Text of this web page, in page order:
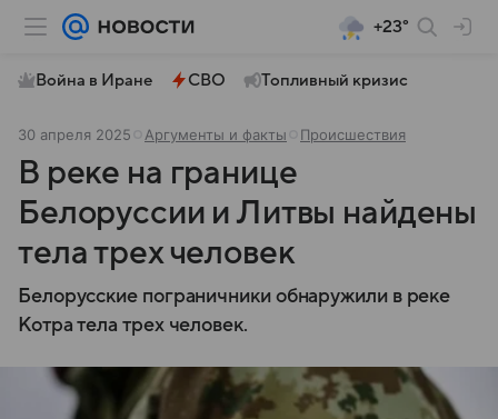
+23°
Война в Иране СВО Топливный кризис
30 апреля 2025 Аргументы и факты Происшествия
В реке на границе
Белоруссии и Литвы найдены
тела трех человек
Белорусские пограничники обнаружили в реке
Котра тела трех человек.